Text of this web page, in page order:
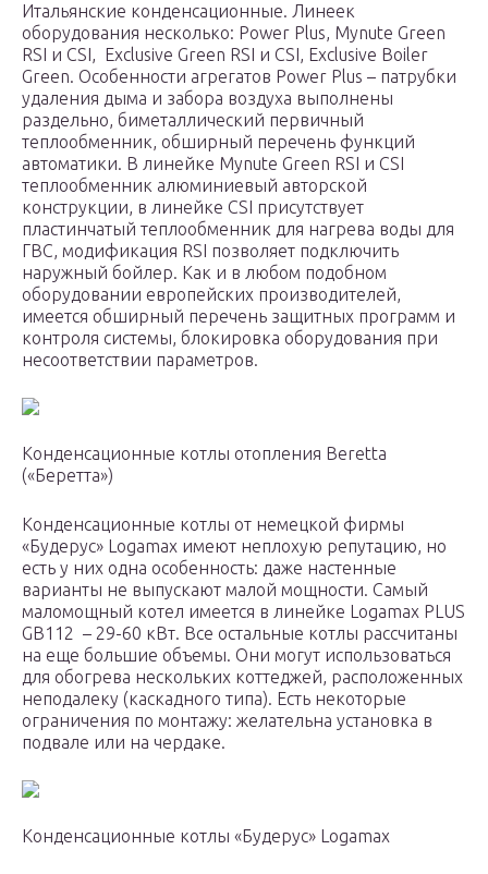
Итальянские конденсационные. Линеек
оборудования несколько: Power Plus, Mynute Green
RSI и CSI, Exclusive Green RSI и CSI, Exclusive Boiler
Green. Особенности агрегатов Power Plus – патрубки
удаления дыма и забора воздуха выполнены
раздельно, биметаллический первичный
теплообменник, обширный перечень функций
автоматики. В линейке Mynute Green RSI и CSI
теплообменник алюминиевый авторской
конструкции, в линейке CSI присутствует
пластинчатый теплообменник для нагрева воды для
ГВС, модификация RSI позволяет подключить
наружный бойлер. Как и в любом подобном
оборудовании европейских производителей,
имеется обширный перечень защитных программ и
контроля системы, блокировка оборудования при
несоответствии параметров.
Конденсационные котлы отопления Beretta
(«Беретта»)
Конденсационные котлы от немецкой фирмы
«Будерус» Logamax имеют неплохую репутацию, но
есть у них одна особенность: даже настенные
варианты не выпускают малой мощности. Самый
маломощный котел имеется в линейке Logamax PLUS
GB112 – 29-60 кВт. Все остальные котлы рассчитаны
на еще большие объемы. Они могут использоваться
для обогрева нескольких коттеджей, расположенных
неподалеку (каскадного типа). Есть некоторые
ограничения по монтажу: желательна установка в
подвале или на чердаке.
Конденсационные котлы «Будерус» Logamax